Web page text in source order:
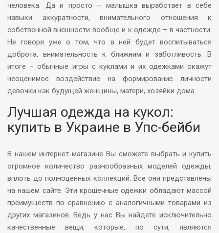
человека. Да и просто – малышка выработает в себе
навыки аккуратности, внимательного отношения к
собственной внешности вообще и к одежде – в частности.
Не говоря уже о том, что в ней будет воспитываться
доброта, внимательность к ближним и заботливость. В
итоге – обычные игры с куклами и их одежками окажут
неоценимое воздействие на формирование личности
девочки как будущей женщины, матери, хозяйки дома.
Лучшая одежда на кукол:
купить в Украине в Упс-бейби
В нашем интернет-магазине Вы сможете выбрать и купить
огромное количество разнообразных моделей одежды,
вплоть до полноценных коллекций. Все они представлены
на нашем сайте. Эти крошечные одежки обладают массой
преимуществ по сравнению с аналогичными товарами из
других магазинов. Ведь у нас Вы найдете исключительно
качественные вещи, которые, по сути, являются